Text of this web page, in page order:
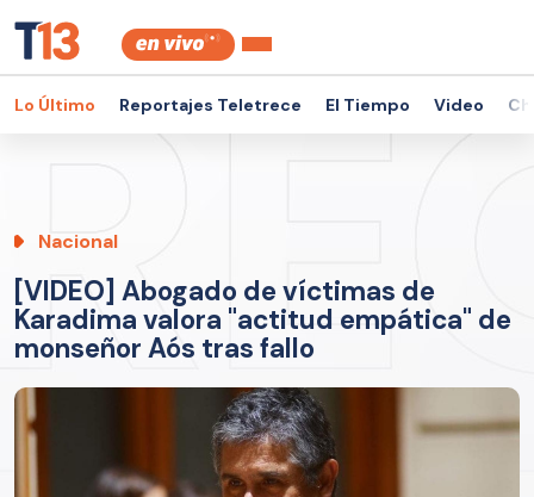
Lo Último Reportajes Teletrece El Tiempo Video
Nacional
[VIDEO] Abogado de víctimas de
Karadima valora "actitud empática" de
monseñor Aós tras fallo